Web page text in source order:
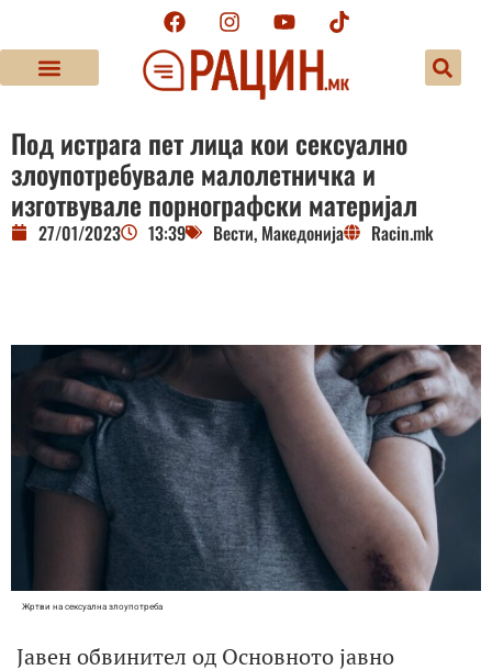
Под истрага пет лица кои сексуално
злоупотребувале малолетничка и
изготвувале порнографски материјал
27/01/2023 13:39 Вести, Македонија Racin.mk
Жртви на сексуална злоупотреба
Јавен обвинител од Основното јавно